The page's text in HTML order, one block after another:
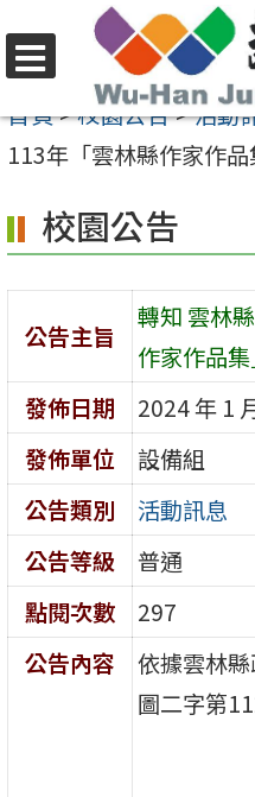
至
要
容
區
選
單
首頁>校園公告>活動
113年「雲林縣作家作
校園公告
公告主旨
轉知 雲林
作家作品
發佈日期
2024 年 1
發佈單位
設備組
公告類別
活動訊息
公告等級
普通
點閱次數
297
公告內容
依據雲林
圖二字第